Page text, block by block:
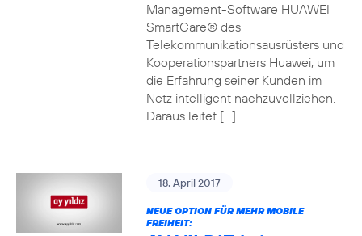
Management-Software HUAWEI
SmartCare® des
Telekommunikationsausrüsters und
Kooperationspartners Huawei, um
die Erfahrung seiner Kunden im
Netz intelligent nachzuvollziehen.
Daraus leitet […]
18. April 2017
NEUE OPTION FÜR MEHR MOBILE
FREIHEIT: